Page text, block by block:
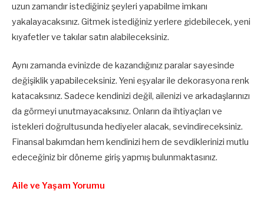
uzun zamandır istediğiniz şeyleri yapabilme imkanı
yakalayacaksınız. Gitmek istediğiniz yerlere gidebilecek, yeni
kıyafetler ve takılar satın alabileceksiniz.
Aynı zamanda evinizde de kazandığınız paralar sayesinde
değişiklik yapabileceksiniz. Yeni eşyalar ile dekorasyona renk
katacaksınız. Sadece kendinizi değil, ailenizi ve arkadaşlarınızı
da görmeyi unutmayacaksınız. Onların da ihtiyaçları ve
istekleri doğrultusunda hediyeler alacak, sevindireceksiniz.
Finansal bakımdan hem kendinizi hem de sevdiklerinizi mutlu
edeceğiniz bir döneme giriş yapmış bulunmaktasınız.
Aile ve Yaşam Yorumu